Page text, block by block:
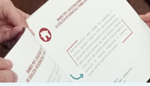
SPORTELLO COMUNE